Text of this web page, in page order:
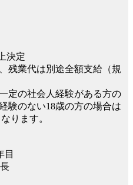
決定
残業代は別途全額支給（規
定の社会人経験がある方の
験のない18歳の方の場合は
ります。
目